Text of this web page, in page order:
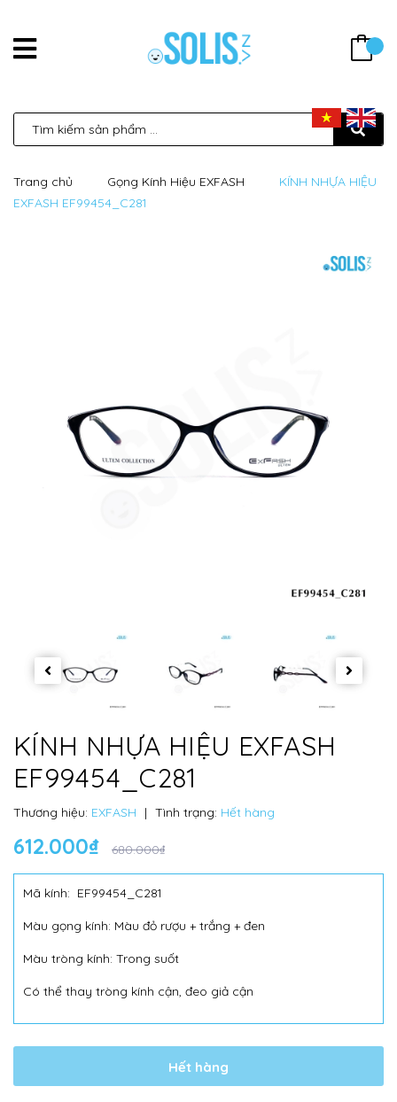
Trang chủ Gọng Kính Hiệu EXFASH
KÍNH NHỰA HIỆU
EXFASH EF99454_C281
KÍNH NHỰA HIỆU EXFASH
EF99454_C281
Thương hiệu: EXFASH | Tình trạng: Hết hàng
612.000₫ 680.000₫
Mã kính: EF99454_C281
Màu gọng kính: Màu đỏ rượu + trắng + đen
Màu tròng kính: Trong suốt
Có thể thay tròng kính cận, đeo giả cận
Hết hàng